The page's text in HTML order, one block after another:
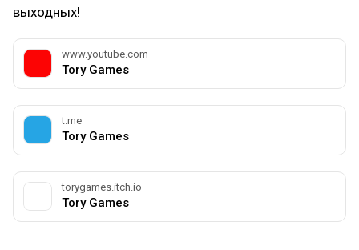
выходных!
www.youtube.com
Tory Games
t.me
Tory Games
torygames.itch.io
Tory Games